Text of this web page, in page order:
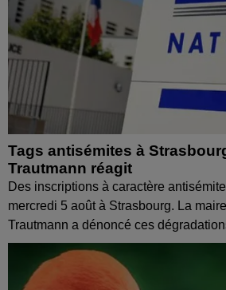
Tags antisémites à
Trautmann réagit
Des inscriptions à caractère
mercredi 5 août à Strasbourg. La
Trautmann a dénoncé ces